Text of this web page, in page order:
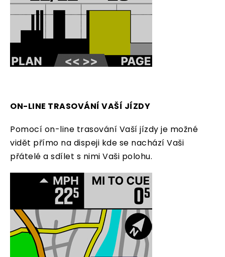
ON-LINE TRASOVÁNÍ VAŠÍ JÍZDY
Pomocí on-line trasování Vaší jízdy je možné
vidět přímo na dispeji kde se nachází Vaši
přátelé a sdílet s nimi Vaši polohu.